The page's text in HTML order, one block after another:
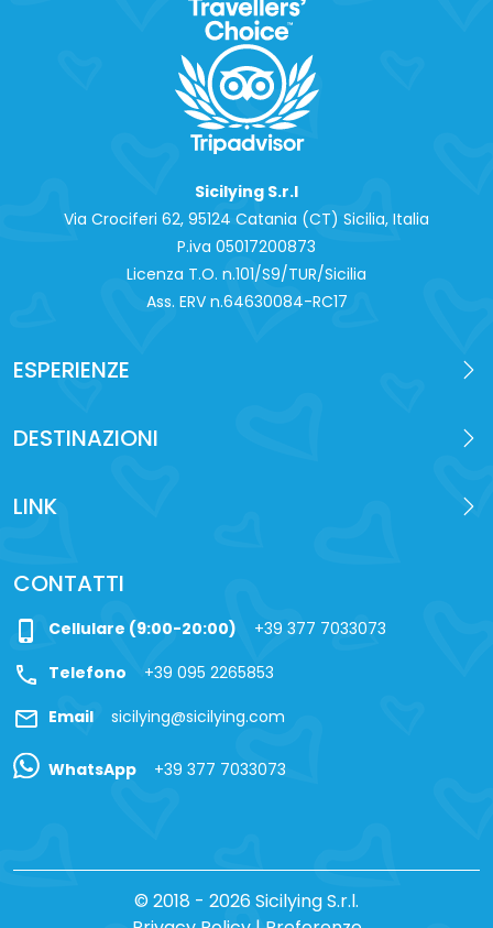
Sicilying S.r.l
Via Crociferi 62, 95124 Catania (CT) Sicilia, Italia
P.iva 0‍5017200873
Licenza T.O. n.101/S9/TUR/Sicilia
Ass. ERV n.64630084-RC17
ESPERIENZE
DESTINAZIONI
LINK
CONTATTI
phone_iphone Cellulare (9:00-20:00) +39 377 7033073
call Telefono +39 095 2265853
mail Email sicilying@sicilying.com
WhatsApp +39 377 7033073
© 2018 - 2026 Sicilying S.r.l.